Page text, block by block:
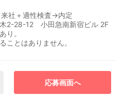
社＋適性検査→内定
2-28-12 小田急南新宿ビル 2F
り。
ことはありません。
応募画面へ